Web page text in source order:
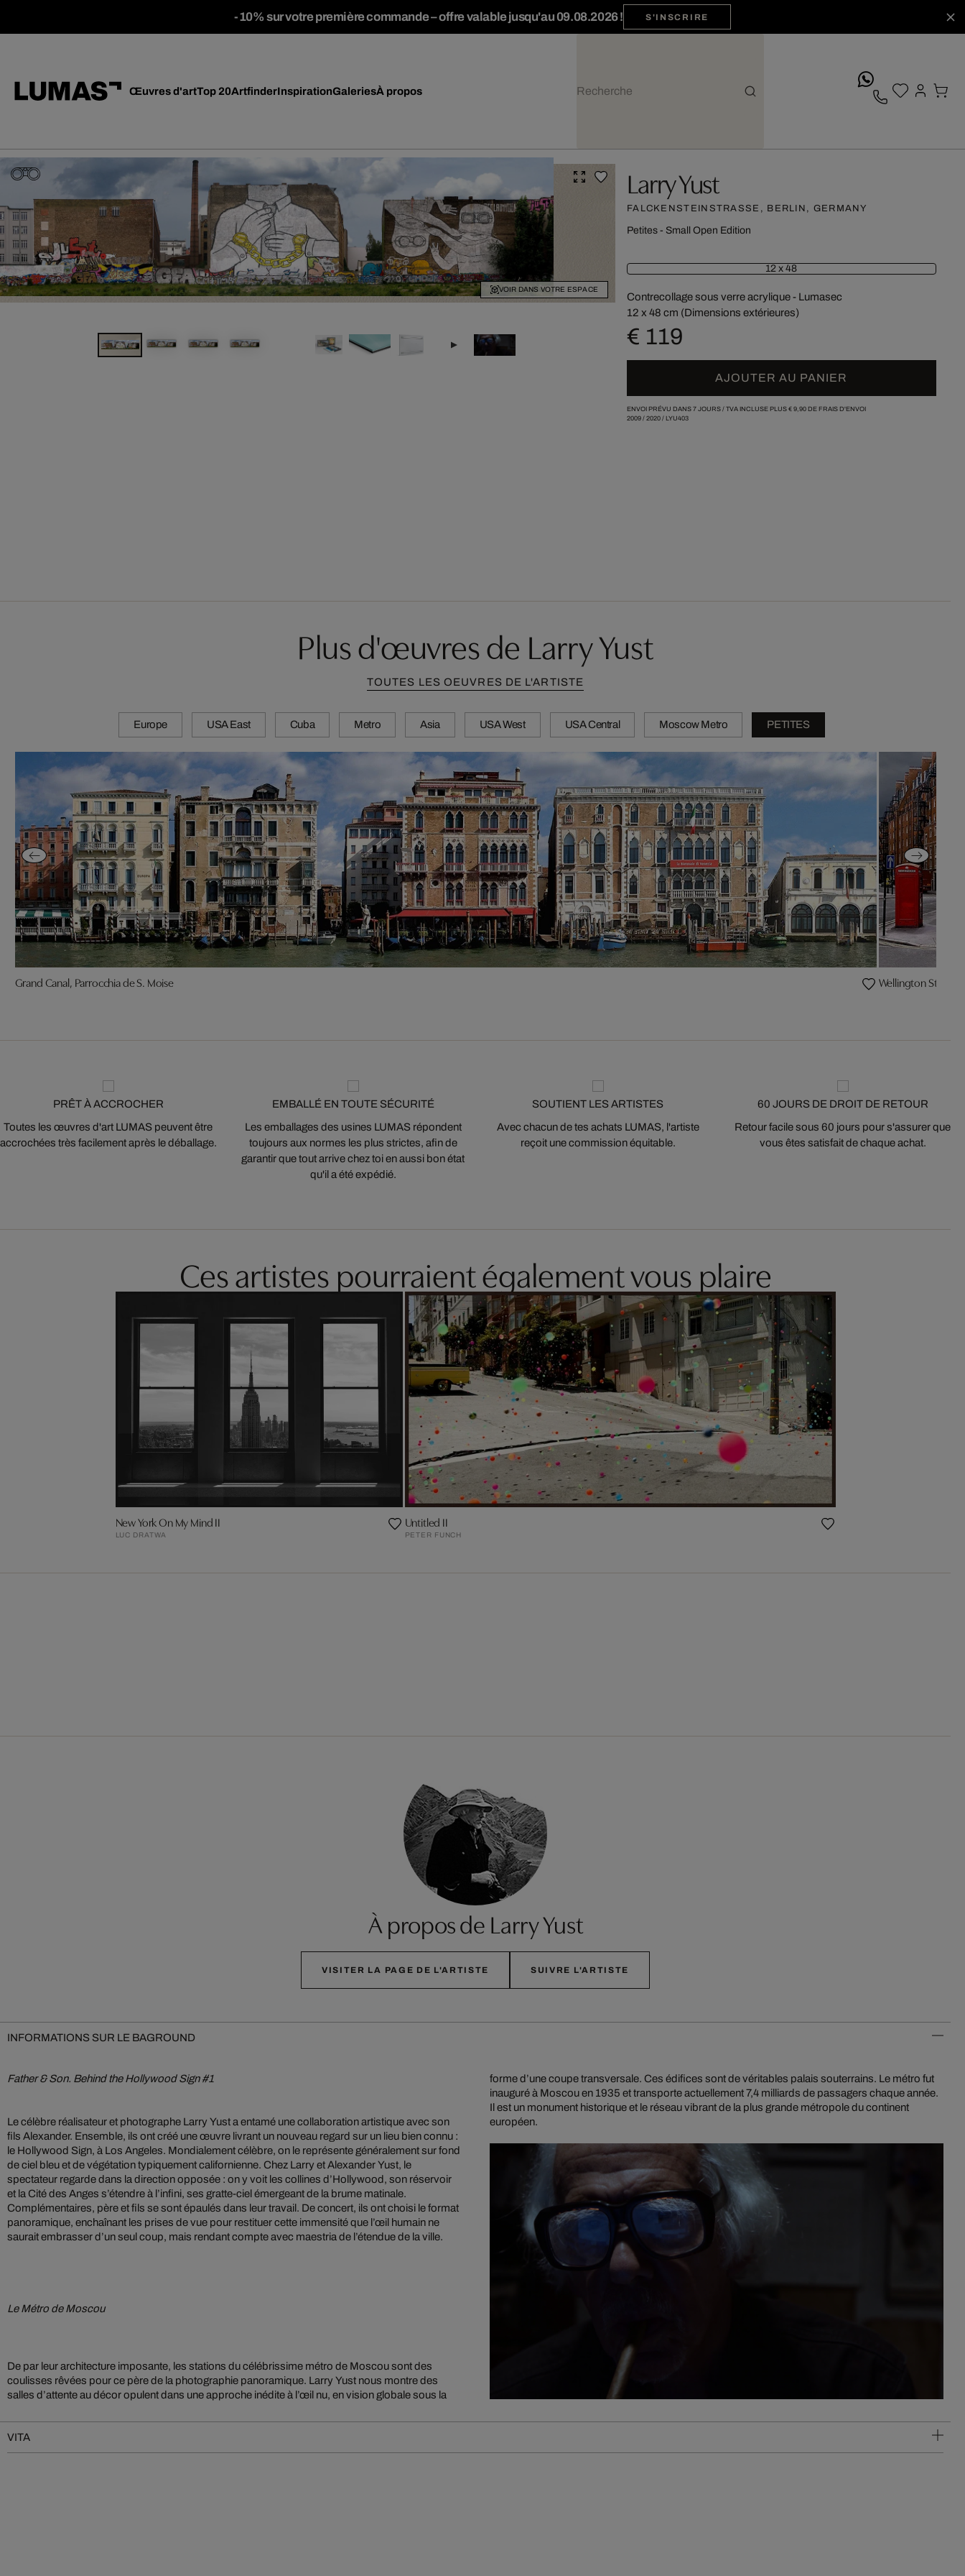
-10% sur votre première commande – offre valable jusqu'au 09.08.2026 ! S'INSCRIRE
Œuvres d'artTop 20ArtfinderInspirationGaleriesÀ propos
VOIR DANS VOTRE ESPACE
Larry Yust
FALCKENSTEINSTRASSE, BERLIN, GERMANY
Petites - Small Open Edition
12 x 48
Contrecollage sous verre acrylique - Lumasec
12 x 48 cm (Dimensions extérieures)
€ 119
AJOUTER AU PANIER
ENVOI PRÉVU DANS 7 JOURS / TVA INCLUSE PLUS € 9,90DE FRAIS D'ENVOI
2009/ 2020/ LYU403
Plus d'œuvres de Larry Yust
TOUTES LES OEUVRES DE L'ARTISTE
Europe USA East Cuba Metro Asia USA West USA Central Moscow Metro PETITES
Grand Canal, Parrocchia de S. Moise Wellington Street
PRÊT À ACCROCHER
Toutes les œuvres d'art LUMAS peuvent être
accrochées très facilement après le déballage.
EMBALLÉ EN TOUTE SÉCURITÉ
Les emballages des usines LUMAS répondent
toujours aux normes les plus strictes, afin de
garantir que tout arrive chez toi en aussi bon état
qu'il a été expédié.
SOUTIENT LES ARTISTES
Avec chacun de tes achats LUMAS, l'artiste
reçoit une commission équitable.
60 JOURS DE DROIT DE RETOUR
Retour facile sous 60 jours pour s'assurer que
vous êtes satisfait de chaque achat.
Ces artistes pourraient également vous plaire
New York On My Mind II
LUC DRATWA
Untitled II
PETER FUNCH
À propos de Larry Yust
VISITER LA PAGE DE L'ARTISTE SUIVRE L'ARTISTE
INFORMATIONS SUR LE BAGROUND
Father & Son. Behind the Hollywood Sign #1
Le célèbre réalisateur et photographe Larry Yust a entamé une collaboration artistique avec son
fils Alexander. Ensemble, ils ont créé une œuvre livrant un nouveau regard sur un lieu bien connu :
le Hollywood Sign, à Los Angeles. Mondialement célèbre, on le représente généralement sur fond
de ciel bleu et de végétation typiquement californienne. Chez Larry et Alexander Yust, le
spectateur regarde dans la direction opposée : on y voit les collines d’Hollywood, son réservoir
et la Cité des Anges s’étendre à l’infini, ses gratte-ciel émergeant de la brume matinale.
Complémentaires, père et fils se sont épaulés dans leur travail. De concert, ils ont choisi le format
panoramique, enchaînant les prises de vue pour restituer cette immensité que l’œil humain ne
saurait embrasser d’un seul coup, mais rendant compte avec maestria de l’étendue de la ville.
Le Métro de Moscou
De par leur architecture imposante, les stations du célébrissime métro de Moscou sont des
coulisses rêvées pour ce père de la photographie panoramique. Larry Yust nous montre des
salles d’attente au décor opulent dans une approche inédite à l’œil nu, en vision globale sous la
forme d’une coupe transversale. Ces édifices sont de véritables palais souterrains. Le métro fut
inauguré à Moscou en 1935 et transporte actuellement 7,4 milliards de passagers chaque année.
Il est un monument historique et le réseau vibrant de la plus grande métropole du continent
européen.
VITA